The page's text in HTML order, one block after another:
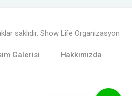
saklıdır. Show Life Organizasyon
Galerisi
Hakkımızda